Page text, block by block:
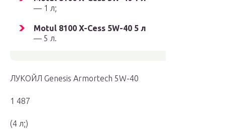
— 1 л;
Motul 8100 X-Cess 5W-40 5 л
— 5 л.
ЛУКОЙЛ Genesis Armortech 5W-40
1 487
(4 л;)